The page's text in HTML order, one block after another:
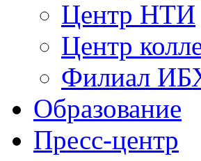
Центр НТИ
Центр
Филиал
Образование
Пресс-центр